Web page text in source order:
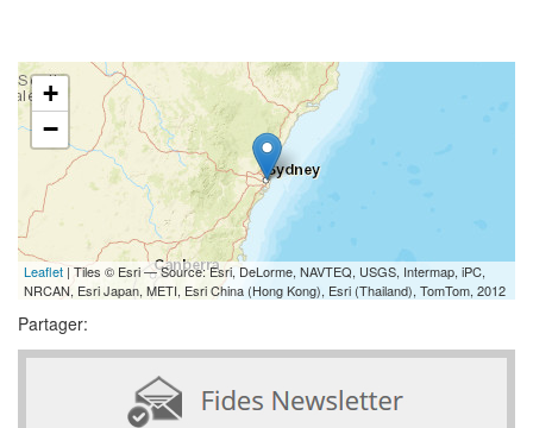
+
−
Leaflet| Tiles © Esri — Source: Esri, DeLorme, NAVTEQ, USGS, Intermap, iPC,
NRCAN, Esri Japan, METI, Esri China (Hong Kong), Esri (Thailand), TomTom, 2012
Partager: